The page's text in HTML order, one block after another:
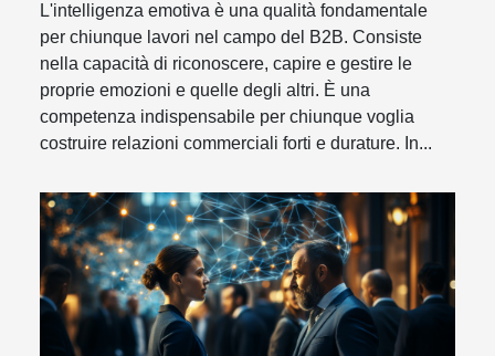
L'intelligenza emotiva è una qualità fondamentale
per chiunque lavori nel campo del B2B. Consiste
nella capacità di riconoscere, capire e gestire le
proprie emozioni e quelle degli altri. È una
competenza indispensabile per chiunque voglia
costruire relazioni commerciali forti e durature. In...